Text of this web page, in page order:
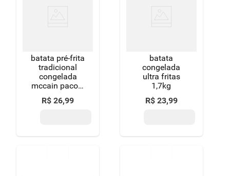
batata pré-frita
tradicional
congelada
mccain pacote
1,5kg
tamanho
R$ 26,99
batata
congelada
ultra fritas
1,7kg
R$ 23,99